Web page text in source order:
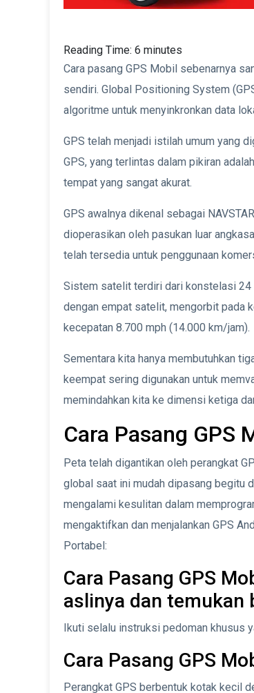
Reading Time: 6 minutes
Cara pasang GPS Mobil sebenarnya
sendiri. Global Positioning System
algoritme untuk menyinkronkan data
GPS telah menjadi istilah umum yang
GPS, yang terlintas dalam pikiran
tempat yang sangat akurat.
GPS awalnya dikenal sebagai
dioperasikan oleh pasukan luar
telah tersedia untuk penggunaan
Sistem satelit terdiri dari konstelasi 24
dengan empat satelit, mengorbit pada
kecepatan 8.700 mph (14.000 km/jam).
Sementara kita hanya membutuhkan
keempat sering digunakan untuk
memindahkan kita ke dimensi ketiga
Cara Pasang GPS
Peta telah digantikan oleh perangkat
global saat ini mudah dipasang begitu
mengalami kesulitan dalam
mengaktifkan dan menjalankan GPS
Portabel:
Cara Pasang GPS
aslinya dan
Ikuti selalu instruksi pedoman khusus
Cara Pasang GPS
Perangkat GPS berbentuk kotak kecil